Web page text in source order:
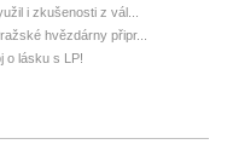
i zkušenosti z vál...
hvězdárny připr...
o lásku s LP!